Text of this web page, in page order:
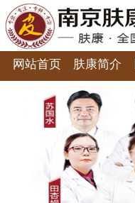
网站首页 肤康简介